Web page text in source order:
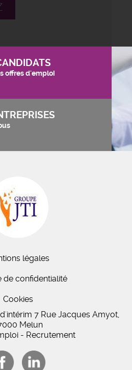
offres d'emploi
légales
de confidentialité
Cookies
7 Rue Jacques Amyot,
Melun
- Recrutement